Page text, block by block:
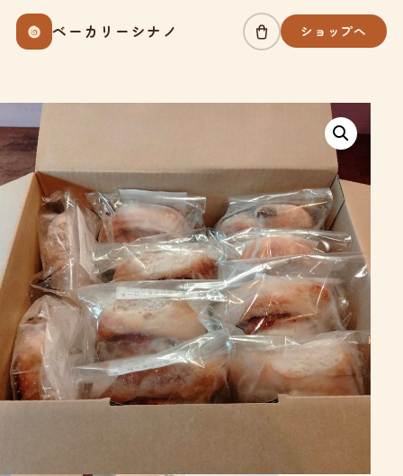
Skip
ベーカリーシナノ ショップへ